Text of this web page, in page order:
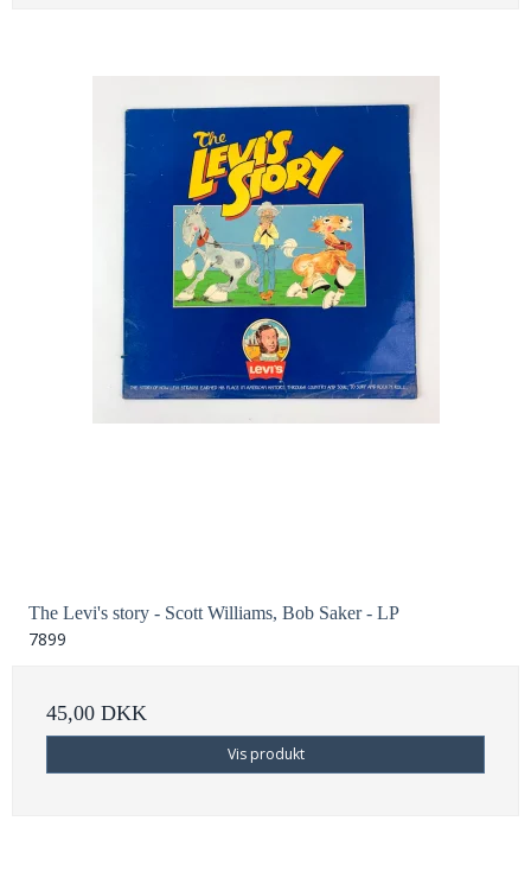
The Levi's story - Scott Williams, Bob Saker - LP
7899
45,00 DKK
Vis produkt